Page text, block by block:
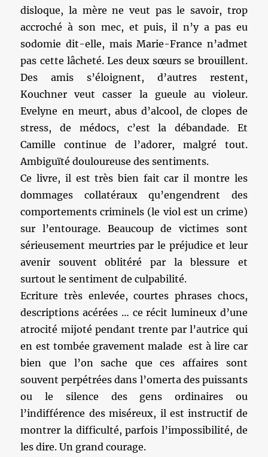
disloque, la mère ne veut pas le savoir, trop
accroché à son mec, et puis, il n’y a pas eu
sodomie dit-elle, mais Marie-France n’admet
pas cette lâcheté. Les deux sœurs se brouillent.
Des amis s’éloignent, d’autres restent,
Kouchner veut casser la gueule au violeur.
Evelyne en meurt, abus d’alcool, de clopes de
stress, de médocs, c’est la débandade. Et
Camille continue de l’adorer, malgré tout.
Ambiguïté douloureuse des sentiments.
Ce livre, il est très bien fait car il montre les
dommages collatéraux qu’engendrent des
comportements criminels (le viol est un crime)
sur l’entourage. Beaucoup de victimes sont
sérieusement meurtries par le préjudice et leur
avenir souvent oblitéré par la blessure et
surtout le sentiment de culpabilité.
Ecriture très enlevée, courtes phrases chocs,
descriptions acérées … ce récit lumineux d’une
atrocité mijoté pendant trente par l’autrice qui
en est tombée gravement malade est à lire car
bien que l’on sache que ces affaires sont
souvent perpétrées dans l’omerta des puissants
ou le silence des gens ordinaires ou
l’indifférence des miséreux, il est instructif de
montrer la difficulté, parfois l’impossibilité, de
les dire. Un grand courage.